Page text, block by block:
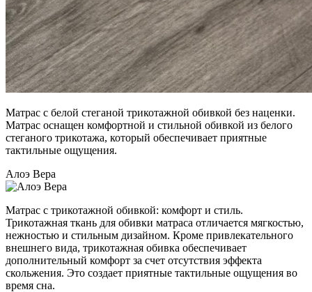
Матрас с белой стеганой трикотажной обивкой без наценки.
Матрас оснащен комфортной и стильной обивкой из белого
стеганого трикотажа, который обеспечивает приятные
тактильные ощущения.
Алоэ Вера
Матрас с трикотажной обивкой: комфорт и стиль.
Трикотажная ткань для обивки матраса отличается мягкостью,
нежностью и стильным дизайном. Кроме привлекательного
внешнего вида, трикотажная обивка обеспечивает
дополнительный комфорт за счет отсутствия эффекта
скольжения. Это создает приятные тактильные ощущения во
время сна.